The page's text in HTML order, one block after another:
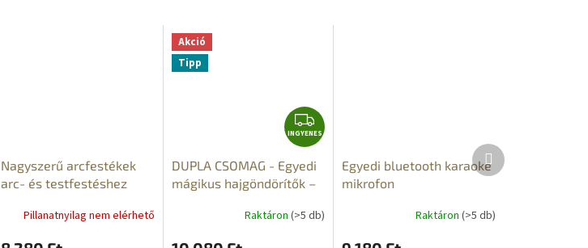
Nagyszerű arcfestékek
arc- és testfestéshez
Pillanatnyilag nem elérhető
Akció
Tipp
I
N
G
Y
N
INGYENES
DUPLA CSOMAG - Egyedi
mágikus hajgöndörítők –
INGYENES SZÁLLÍTÁS
Raktáron(>5 db)
Egyedi bluetooth karaoke
mikrofon
Raktáron (>5 db)
Következő
termék